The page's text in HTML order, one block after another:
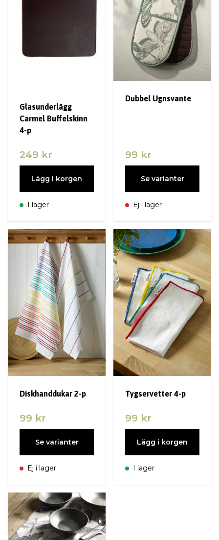
Glasunderlägg
Carmel Buffelskinn
4-p
249 kr
Lägg i korgen
I lager
Dubbel Ugnsvante
99 kr
Se varianter
Ej i lager
Diskhanddukar 2-p
99 kr
Se varianter
Ej i lager
Tygservetter 4-p
99 kr
Lägg i korgen
I lager